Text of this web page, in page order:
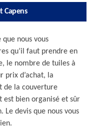
Capens
nous vous
qu’il faut prendre en
le nombre de tuiles à
prix d’achat, la
de la couverture
est bien organisé et sûr
Le devis que nous vous